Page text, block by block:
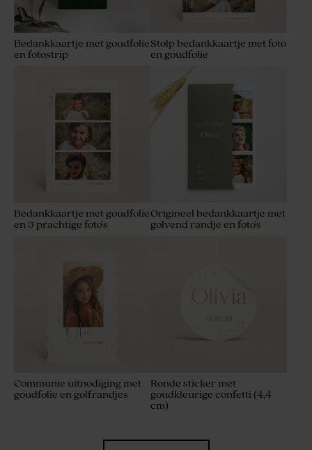
Bedankkaartje met goudfolie
en fotostrip
Stolp bedankkaartje met foto
en goudfolie
Bedankkaartje met goudfolie
en 3 prachtige foto's
Origineel bedankkaartje met
golvend randje en foto's
Communie uitnodiging met
goudfolie en golfrandjes
Ronde sticker met
goudkleurige confetti (4,4
cm)